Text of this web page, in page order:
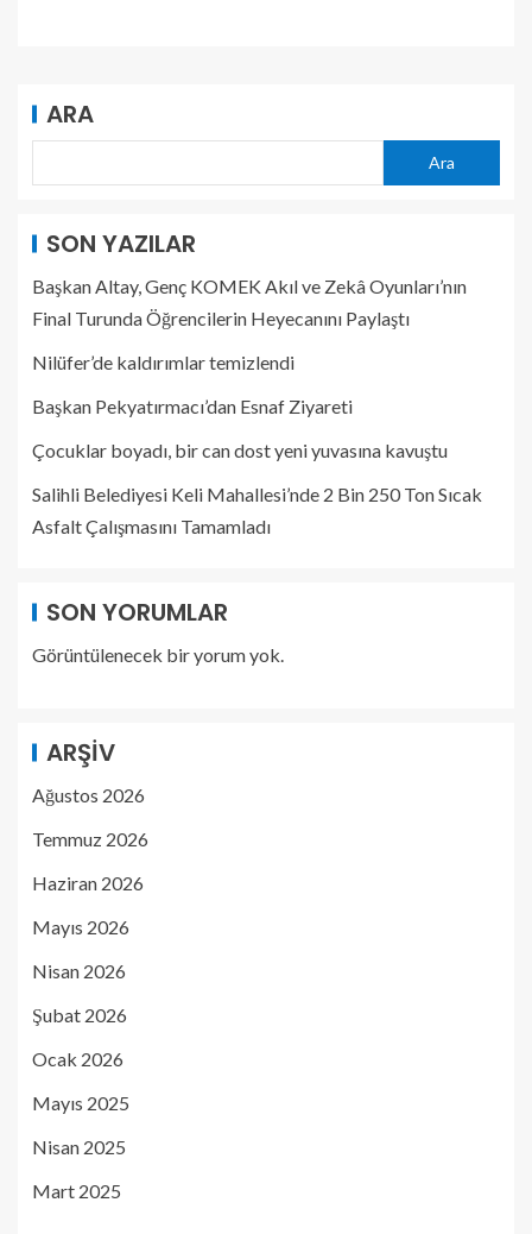
ARA
Ara
SON YAZILAR
Başkan Altay, Genç KOMEK Akıl ve Zekâ Oyunları’nın
Final Turunda Öğrencilerin Heyecanını Paylaştı
Nilüfer’de kaldırımlar temizlendi
Başkan Pekyatırmacı’dan Esnaf Ziyareti
Çocuklar boyadı, bir can dost yeni yuvasına kavuştu
Salihli Belediyesi Keli Mahallesi’nde 2 Bin 250 Ton Sıcak
Asfalt Çalışmasını Tamamladı
SON YORUMLAR
Görüntülenecek bir yorum yok.
ARŞIV
Ağustos 2026
Temmuz 2026
Haziran 2026
Mayıs 2026
Nisan 2026
Şubat 2026
Ocak 2026
Mayıs 2025
Nisan 2025
Mart 2025